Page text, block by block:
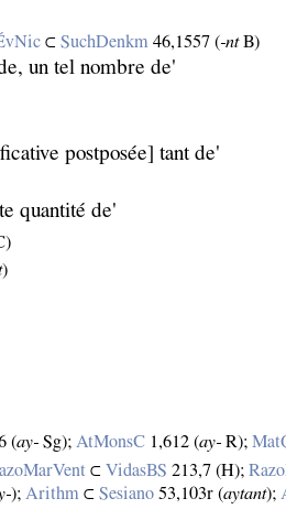
⊂SuchDenkm 46,1557 (‑ntB)
un tel nombre de'
postposée] tant de'
quantité de'
)
(ay‑ Sg); AtMonsC 1,612 (ay‑ R);
⊂VidasBS 213,7 (H);
); Arithm ⊂Sesiano 53,103r (aytant);